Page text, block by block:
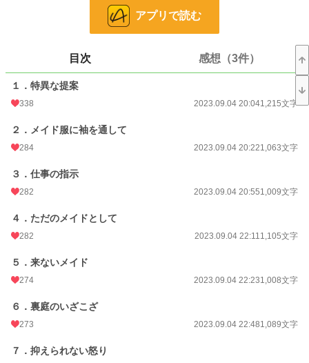
更新日時 2023.09.06 23:00
月間ポイント
年間ポイント 80,604 pt (7,153 位)
累計ポイント
アプリで読む
目次 感想（3件）
１．特異な提案
338 2023.09.04 20:041,215文字
２．メイド服に袖を通して
284 2023.09.04 20:221,063文字
３．仕事の指示
282 2023.09.04 20:551,009文字
４．ただのメイドとして
282 2023.09.04 22:111,105文字
５．来ないメイド
274 2023.09.04 22:231,008文字
６．裏庭のいざこざ
273 2023.09.04 22:481,089文字
７．抑えられない怒り